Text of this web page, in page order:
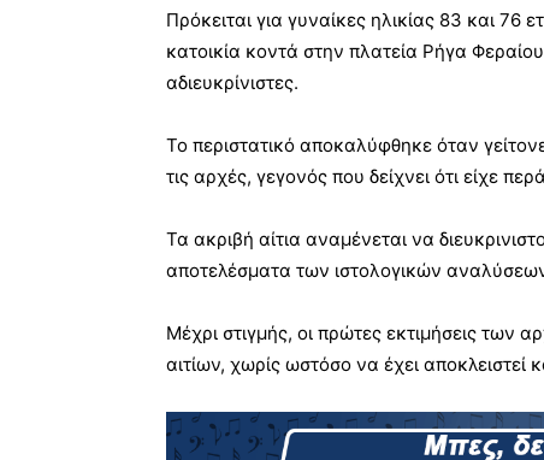
Πρόκειται για γυναίκες ηλικίας 83 και 76
κατοικία κοντά στην πλατεία Ρήγα
αδιευκρίνιστες.
Το περιστατικό αποκαλύφθηκε όταν
τις αρχές, γεγονός που δείχνει ότι είχε
Τα ακριβή αίτια αναμένεται να
αποτελέσματα των ιστολογικών
Μέχρι στιγμής, οι πρώτες εκτιμήσεις των
αιτίων, χωρίς ωστόσο να έχει αποκλειστεί